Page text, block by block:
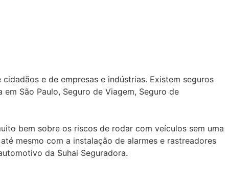
e de empresas e indústrias. Existem seguros
São Paulo, Seguro de Viagem, Seguro de
bem sobre os riscos de rodar com veículos sem uma
mesmo com a instalação de alarmes e rastreadores
da Suhai Seguradora.